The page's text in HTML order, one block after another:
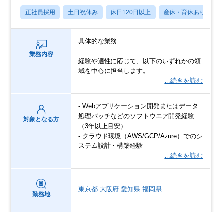
正社員採用 土日祝休み 休日120日以上 産休・育休あり
業務内容
具体的な業務
経験や適性に応じて、以下のいずれかの領
域を中心に担当します。
…続きを読む
対象となる方
- Webアプリケーション開発またはデータ
処理バッチなどのソフトウエア開発経験
（3年以上目安）
- クラウド環境（AWS/GCP/Azure）でのシ
ステム設計・構築経験
…続きを読む
勤務地
東京都 大阪府 愛知県 福岡県